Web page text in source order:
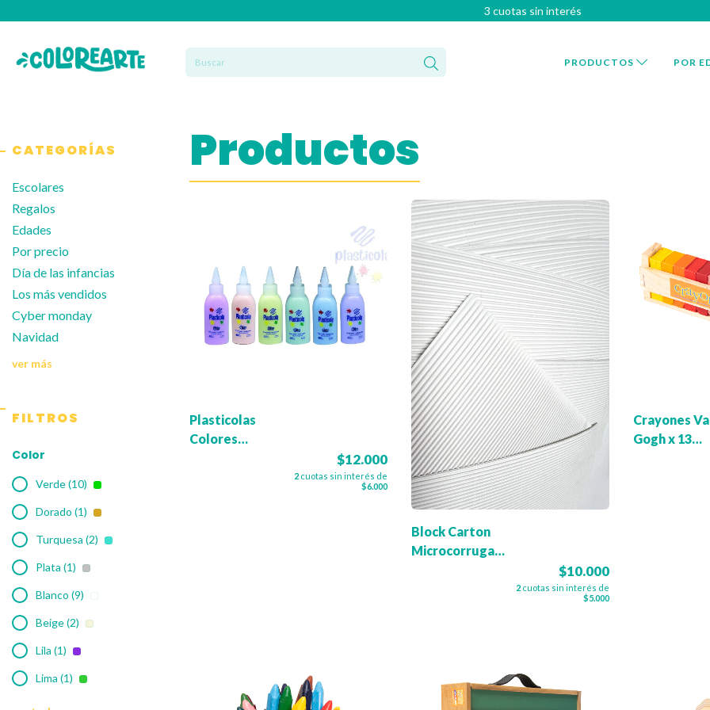
3 cuotas sin interés
PRODUCTOS POR
CATEGORÍAS
Escolares
Regalos
Edades
Por precio
Día de las infancias
Los más vendidos
Cyber monday
Navidad
ver más
FILTROS
Color
Verde (10)
Dorado (1)
Turquesa (2)
Plata (1)
Blanco (9)
Beige (2)
Lila (1)
Lima (1)
Productos
Plasticolas
Colores
$12.000
2 cuotas sin interés de
$6.000
Block Carton
Microcorrugado
$10.000
2 cuotas sin interés de
$5.000
Crayones
Gogh x 13